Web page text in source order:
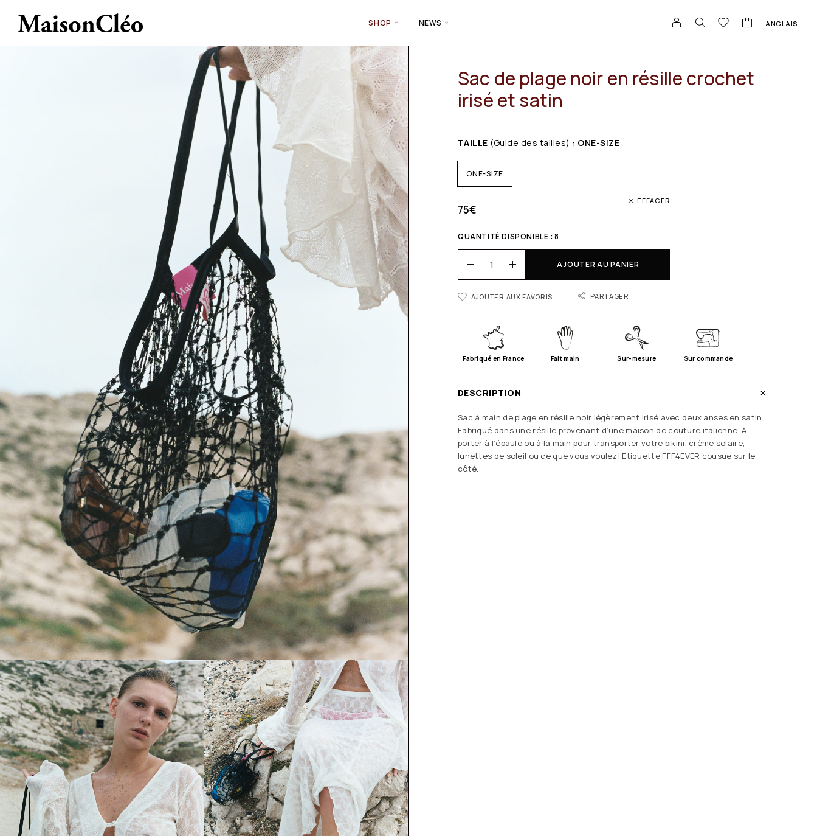
SHOP NEWS ANGLAIS
Sac de plage noir en résille crochet
irisé et satin
TAILLE (Guide des tailles) : ONE-SIZE
ONE-SIZE
EFFACER
75€
QUANTITÉ DISPONIBLE : 8
AJOUTER AU PANIER
AJOUTER AUX FAVORIS PARTAGER
Fabriqué en France Fait main Sur-mesure Sur commande
DESCRIPTION
Sac à main de plage en résille noir légèrement irisé avec deux anses en satin.
Fabriqué dans une résille provenant d’une maison de couture italienne. A
porter à l’épaule ou à la main pour transporter votre bikini, crème solaire,
lunettes de soleil ou ce que vous voulez! Etiquette FFF4EVER cousue sur le
côté.